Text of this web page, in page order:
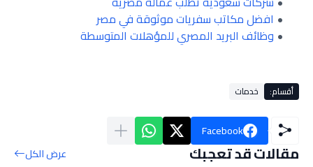
افضل مكاتب سفريات موثوقة في مصر
وظائف البريد المصري للمؤهلات المتوسطة
أقسام: خدمات
Facebook
مقالات قد تعجبك عرض الكل